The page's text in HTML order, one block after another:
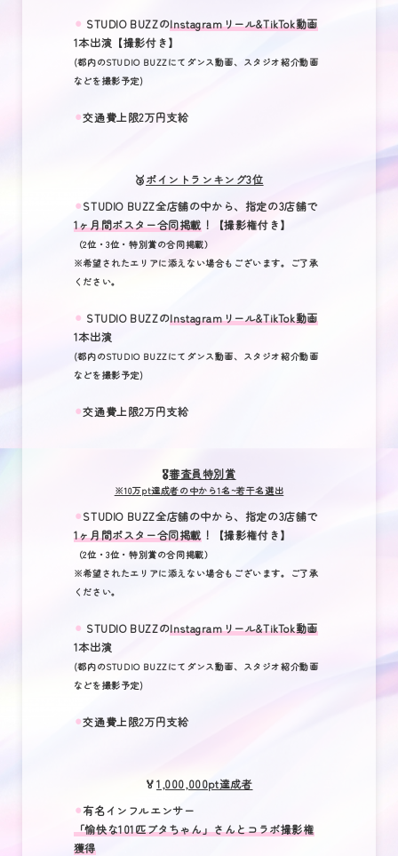
⚫︎ STUDIO BUZZのInstagramリール&TikTok動画
1本出演【撮影付き】
(都内のSTUDIO BUZZにてダンス動画、スタジオ紹介動画
などを撮影予定)
⚫︎交通費上限2万円支給
🥉ポイントランキング3位
⚫︎STUDIO BUZZ全店舗の中から、指定の3店舗で
1ヶ月間ポスター合同掲載！【撮影権付き】
（2位・3位・特別賞の合同掲載）
※希望されたエリアに添えない場合もございます。ご了承
ください。
⚫︎ STUDIO BUZZのInstagramリール&TikTok動画
1本出演
(都内のSTUDIO BUZZにてダンス動画、スタジオ紹介動画
などを撮影予定)
⚫︎交通費上限2万円支給
🎖️審査員特別賞
※10万pt達成者の中から1名~若干名選出
⚫︎STUDIO BUZZ全店舗の中から、指定の3店舗で
1ヶ月間ポスター合同掲載！【撮影権付き】
（2位・3位・特別賞の合同掲載）
※希望されたエリアに添えない場合もございます。ご了承
ください。
⚫︎ STUDIO BUZZのInstagramリール&TikTok動画
1本出演
(都内のSTUDIO BUZZにてダンス動画、スタジオ紹介動画
などを撮影予定)
⚫︎交通費上限2万円支給
🏅1,000,000pt達成者
⚫︎有名インフルエンサー
「愉快な101匹ブタちゃん」さんとコラボ撮影権
獲得